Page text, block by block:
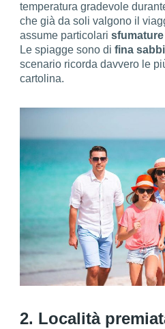
temperatura gradevole
che già da soli valgono il
assume particolari
Le spiagge sono difina
scenario ricorda davvero le
cartolina.
2. Località